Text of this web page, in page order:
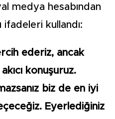
medya hesabından
ifadeleri kullandı:
ederiz, ancak
konuşuruz.
biz de en iyi
Eyerlediğiniz